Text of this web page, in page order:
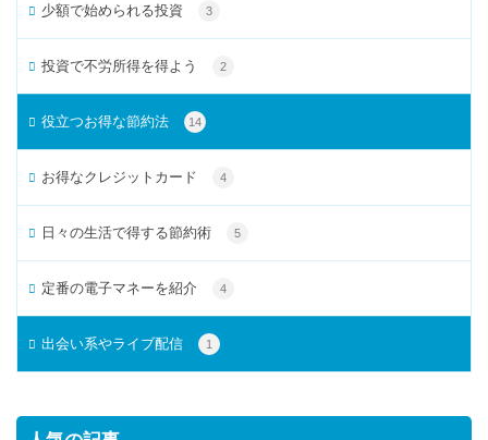
少額で始められる投資 3
投資で不労所得を得よう 2
役立つお得な節約法 14
お得なクレジットカード 4
日々の生活で得する節約術 5
定番の電子マネーを紹介 4
出会い系やライブ配信 1